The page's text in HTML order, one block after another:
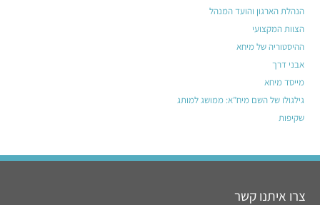
הנהלת הארגון והועד המנהל
הצוות המקצועי
ההיסטוריה של מיחא
אבני דרך
מייסד מיחא
גילגולו של השם מיח”א: ממושג למותג
שקיפות
צרו איתנו קשר